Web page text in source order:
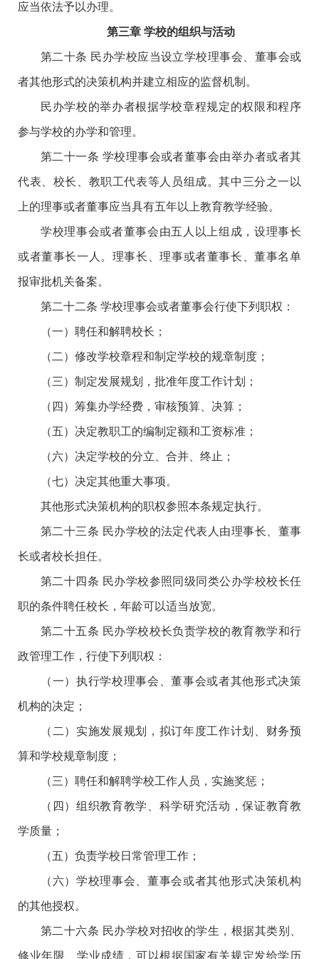
应当依法予以办理。
第三章 学校的组织与活动
第二十条 民办学校应当设立学校理事会、董事会或
者其他形式的决策机构并建立相应的监督机制。
民办学校的举办者根据学校章程规定的权限和程序
参与学校的办学和管理。
第二十一条 学校理事会或者董事会由举办者或者其
代表、校长、教职工代表等人员组成。其中三分之一以
上的理事或者董事应当具有五年以上教育教学经验。
学校理事会或者董事会由五人以上组成，设理事长
或者董事长一人。理事长、理事或者董事长、董事名单
报审批机关备案。
第二十二条 学校理事会或者董事会行使下列职权：
（一）聘任和解聘校长；
（二）修改学校章程和制定学校的规章制度；
（三）制定发展规划，批准年度工作计划；
（四）筹集办学经费，审核预算、决算；
（五）决定教职工的编制定额和工资标准；
（六）决定学校的分立、合并、终止；
（七）决定其他重大事项。
其他形式决策机构的职权参照本条规定执行。
第二十三条 民办学校的法定代表人由理事长、董事
长或者校长担任。
第二十四条 民办学校参照同级同类公办学校校长任
职的条件聘任校长，年龄可以适当放宽。
第二十五条 民办学校校长负责学校的教育教学和行
政管理工作，行使下列职权：
（一）执行学校理事会、董事会或者其他形式决策
机构的决定；
（二）实施发展规划，拟订年度工作计划、财务预
算和学校规章制度；
（三）聘任和解聘学校工作人员，实施奖惩；
（四）组织教育教学、科学研究活动，保证教育教
学质量；
（五）负责学校日常管理工作；
（六）学校理事会、董事会或者其他形式决策机构
的其他授权。
第二十六条 民办学校对招收的学生，根据其类别、
修业年限、学业成绩，可以根据国家有关规定发给学历